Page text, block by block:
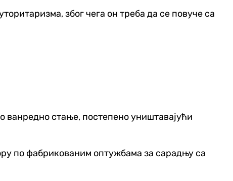
због чега он треба да се повуче са
ванредно стање, постепено уништавајући
по фабрикованим оптужбама за сарадњу са